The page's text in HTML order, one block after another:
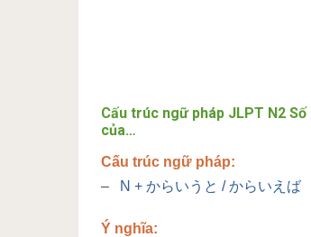
Cấu trúc ngữ pháp JLPT N2
của…
Cấu trúc ngữ pháp:
–
N + からいうと / からいえば
Ý nghĩa: